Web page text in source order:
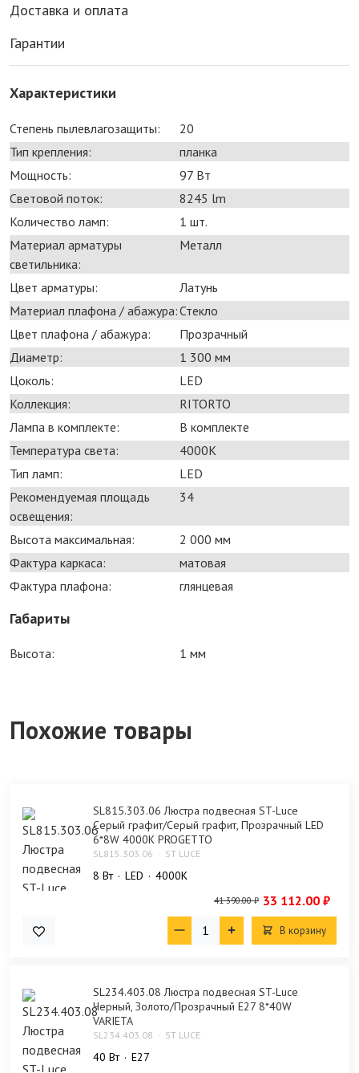
Доставка и оплата
Гарантии
Характеристики
Степень пылевлагозащиты:
20
Тип крепления:
планка
Мощность:
97 Bт
Световой поток:
8245 lm
Количество ламп:
1 шт.
Материал арматуры
светильника:
Металл
Цвет арматуры:
Латунь
Материал плафона / абажура:Стекло
Цвет плафона / абажура:
Прозрачный
Диаметр:
1 300 мм
Цоколь:
LED
Коллекция:
RITORTO
Лампа в комплекте:
В комплекте
Температура света:
4000K
Тип ламп:
LED
Рекомендуемая площадь
освещения:
34
Высота максимальная:
2 000 мм
Фактура каркаса:
матовая
Фактура плафона:
глянцевая
Габариты
Высота: 1 мм
Похожие товары
SL815.303.06 Люстра подвесная ST-Luce
Серый графит/Серый графит, Прозрачный LED
6*8W 4000K PROGETTO
SL815.303.06 ST LUCE
8 Bт LED 4000K
41 390.00 ₽ 33 112.00 ₽
В корзину
SL234.403.08 Люстра подвесная ST-Luce
Черный, Золото/Прозрачный E27 8*40W
VARIETA
SL234.403.08 ST LUCE
40 Bт E27